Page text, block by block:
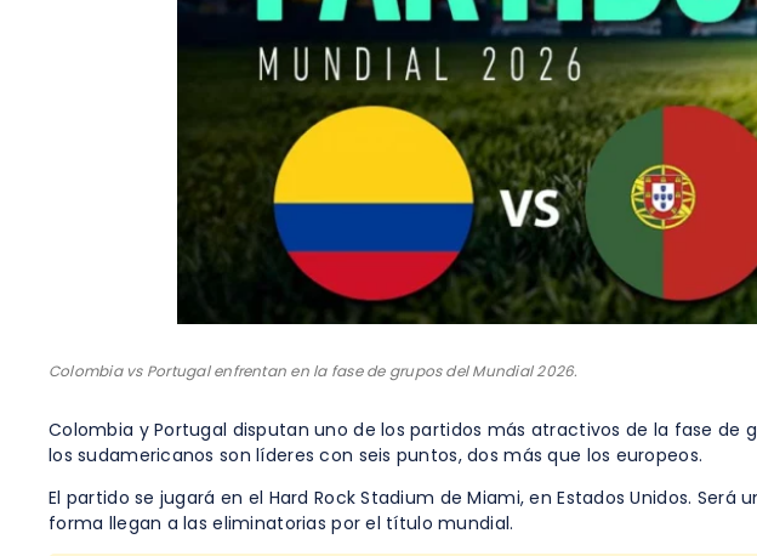
Colombia vs Portugal enfrentan en la fase de grupos del Mundial 2026.
Colombia y Portugal disputan uno de los partidos más atractivos de la fase de
los sudamericanos son líderes con seis puntos, dos más que los europeos.
El partido se jugará en el Hard Rock Stadium de Miami, en Estados Unidos.
forma llegan a las eliminatorias por el título mundial.